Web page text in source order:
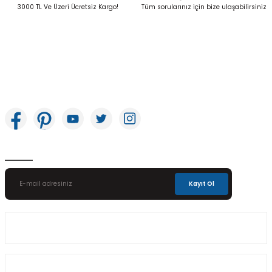
Gönder
3000 TL Ve Üzeri Ücretsiz Kargo! Tüm sorularınız için bize ulaşabilirsiniz
Kayıt Ol